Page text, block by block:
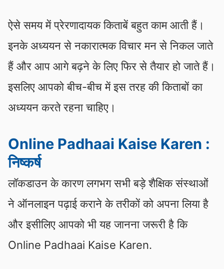
ऐसे समय में प्रेरणादायक किताबें बहुत काम आती हैं।
इनके अध्ययन से नकारात्मक विचार मन से निकल जाते
हैं और आप आगे बढ़ने के लिए फिर से तैयार हो जाते हैं।
इसलिए आपको बीच-बीच में इस तरह की किताबों का
अध्ययन करते रहना चाहिए।
Online Padhaai Kaise Karen :
निष्कर्ष
लॉकडाउन के कारण लगभग सभी बड़े शैक्षिक संस्थाओं
ने ऑनलाइन पढ़ाई कराने के तरीकों को अपना लिया है
और इसीलिए आपको भी यह जानना जरूरी है कि
Online Padhaai Kaise Karen.